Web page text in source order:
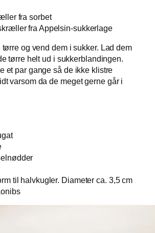
fra sorbet
fra Appelsin-sukkerlage
og vend dem i sukker. Lad dem
tørre helt ud i sukkerblandingen.
et par gange så de ikke klistre
varsom da de meget gerne går i
til halvkugler. Diameter ca. 3,5 cm